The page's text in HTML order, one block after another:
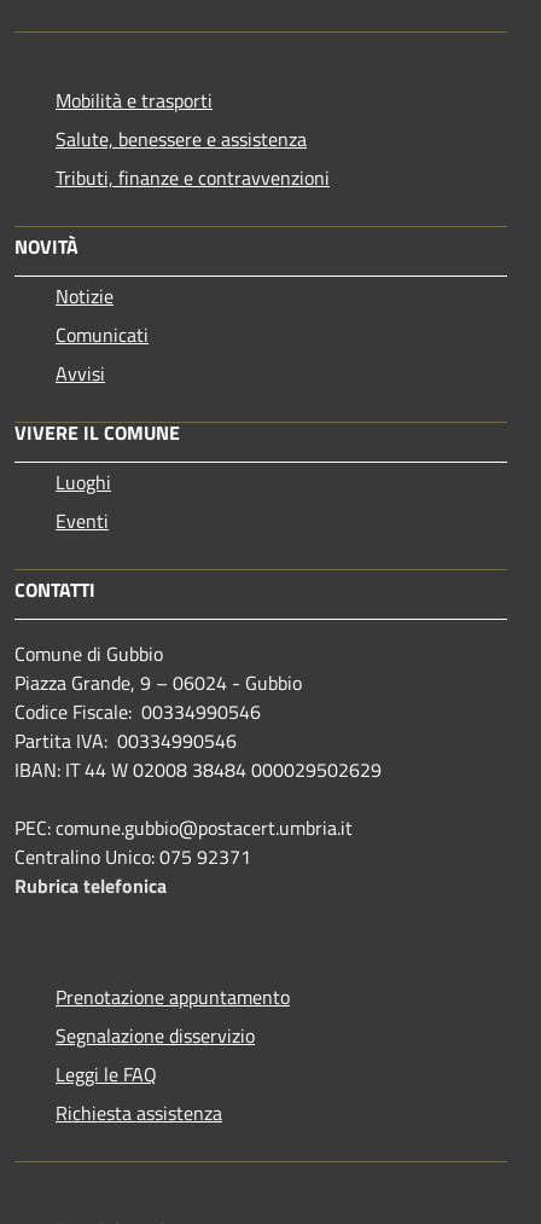
Mobilità e trasporti
Salute, benessere e assistenza
Tributi, finanze e contravvenzioni
NOVITÀ
Notizie
Comunicati
Avvisi
VIVERE IL COMUNE
Luoghi
Eventi
CONTATTI
Comune di Gubbio
Piazza Grande, 9 – 06024 - Gubbio
Codice Fiscale: 00334990546
Partita IVA: 00334990546
IBAN: IT 44 W 02008 38484 000029502629
PEC: comune.gubbio@postacert.umbria.it
Centralino Unico: 075 92371
Rubrica telefonica
Prenotazione appuntamento
Segnalazione disservizio
Leggi le FAQ
Richiesta assistenza